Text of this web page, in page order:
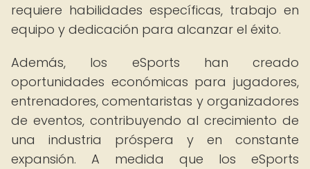
requiere habilidades específicas, trabajo en
equipo y dedicación para alcanzar el éxito.
Además, los eSports han creado
oportunidades económicas para jugadores,
entrenadores, comentaristas y organizadores
de eventos, contribuyendo al crecimiento de
una industria próspera y en constante
expansión. A medida que los eSports